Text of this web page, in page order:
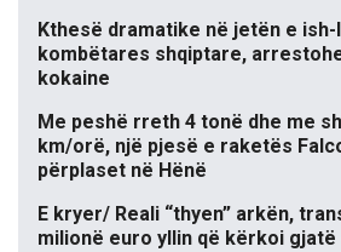
Kthesë dramatike në jetën e
kombëtares shqiptare,
kokaine
Me peshë rreth 4 tonë dhe me
km/orë, një pjesë e raketës
përplaset në Hënë
E kryer/ Reali “thyen” arkën,
milionë euro yllin që kërkoi